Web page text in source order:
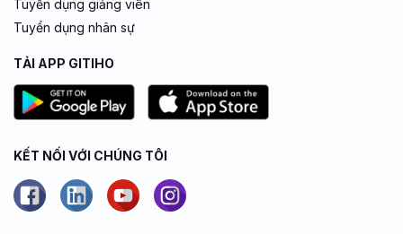
Tuyển dụng giảng viên
Tuyển dụng nhân sự
TẢI APP GITIHO
KẾT NỐI VỚI CHÚNG TÔI